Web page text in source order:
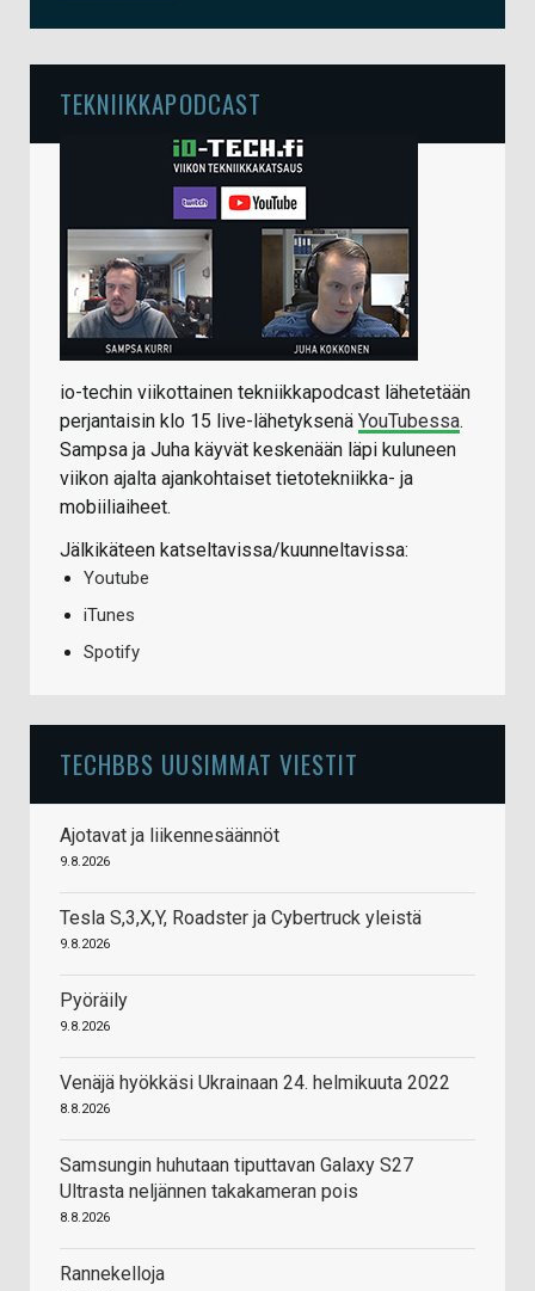
TEKNIIKKAPODCAST
io-techin viikottainen tekniikkapodcast lähetetään
perjantaisin klo 15 live-lähetyksenä YouTubessa.
Sampsa ja Juha käyvät keskenään läpi kuluneen
viikon ajalta ajankohtaiset tietotekniikka- ja
mobiiliaiheet.
Jälkikäteen katseltavissa/kuunneltavissa:
Youtube
iTunes
Spotify
TECHBBS UUSIMMAT VIESTIT
Ajotavat ja liikennesäännöt
9.8.2026
Tesla S,3,X,Y, Roadster ja Cybertruck yleistä
9.8.2026
Pyöräily
9.8.2026
Venäjä hyökkäsi Ukrainaan 24. helmikuuta 2022
8.8.2026
Samsungin huhutaan tiputtavan Galaxy S27
Ultrasta neljännen takakameran pois
8.8.2026
Rannekelloja